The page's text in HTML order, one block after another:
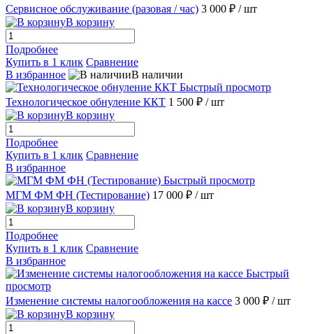
Сервисное обслуживание (разовая / час) 3 000 ₽ / шт
В корзину
Подробнее
Купить в 1 клик Сравнение
В избранное
В наличии
Быстрый просмотр
Технологическое обнуление ККТ 1 500 ₽ / шт
В корзину
Подробнее
Купить в 1 клик Сравнение
В избранное
Быстрый просмотр
МГМ ФМ ФН (Тестирование) 17 000 ₽ / шт
В корзину
Подробнее
Купить в 1 клик Сравнение
В избранное
Быстрый
просмотр
Изменение системы налогообложения на кассе 3 000 ₽ / шт
В корзину